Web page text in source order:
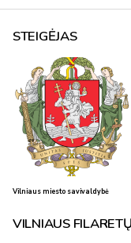
STEIGĖJAS
Vilniaus miesto savivaldybė
VILNIAUS